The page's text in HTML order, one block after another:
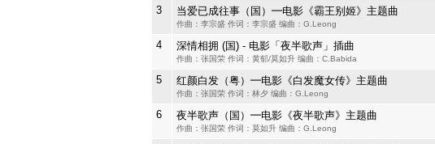
3 当爱已成往事（国）━电影《霸王别姬》主题曲
作曲：李宗盛 作词：李宗盛 编曲：G.Leong
4 深情相拥 (国) - 电影「夜半歌声」插曲
作曲：张国荣 作词：黄郁/莫如升 编曲：C.Babida
5 红颜白发（粤）━电影《白发魔女传》主题曲
作曲：张国荣 作词：林夕 编曲：G.Leong
6 夜半歌声（国）━电影《夜半歌声》主题曲
作曲：张国荣 作词：莫如升 编曲：G.Leong